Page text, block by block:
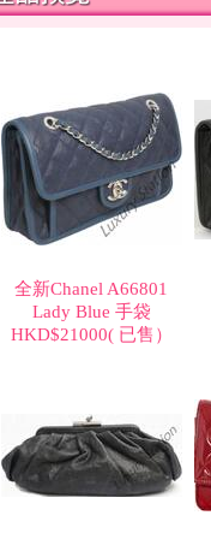
全新Chanel A66801
Lady Blue 手袋
HKD$21000( 已售）